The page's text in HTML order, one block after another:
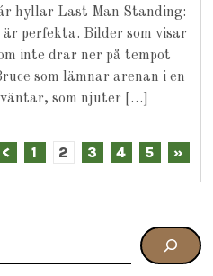
hyllar Last Man Standing:
perfekta. Bilder som visar
inte drar ner på tempot
som lämnar arenan i en
som njuter […]
< 1 2 3 4 5 »